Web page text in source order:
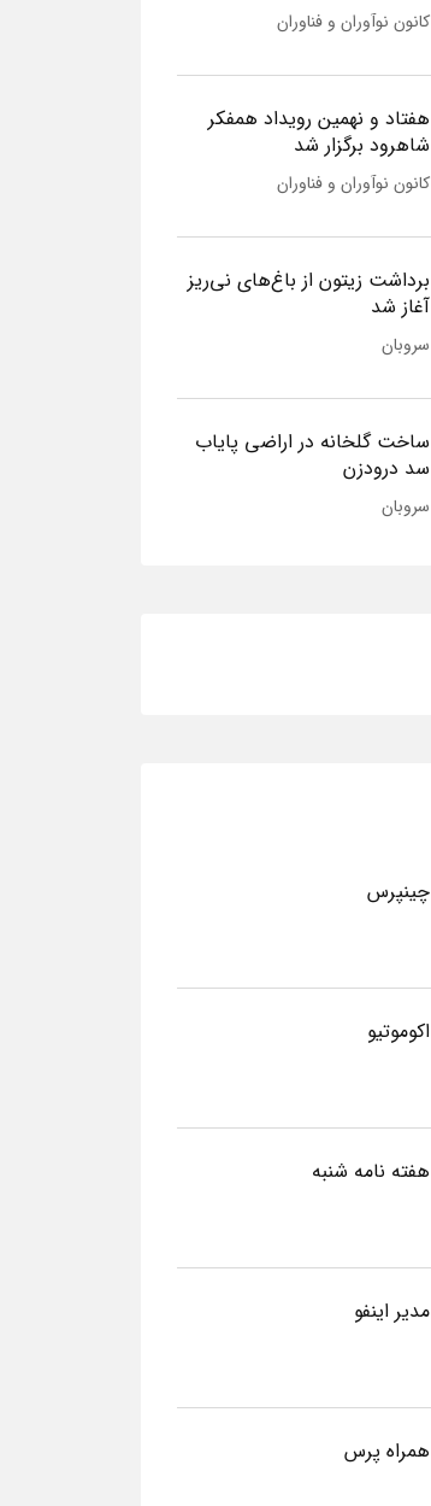
کانون نوآوران و فناوران
هفتاد و نهمین رویداد همفکر
شاهرود برگزار شد
کانون نوآوران و فناوران
برداشت زیتون از باغ‌های نی‌ریز
آغاز شد
سروبان
ساخت گلخانه در اراضی پایاب
سد درودزن
سروبان
چینپرس
اکوموتیو
هفته نامه شنبه
مدیر اینفو
همراه پرس